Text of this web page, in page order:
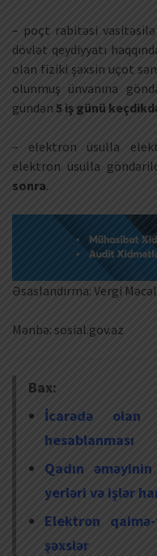
– poçt rabitəsi
dövlət qeydiyyatı
olan fiziki şəxsin uçot
olunmuş ünvanına
gündən 5 iş günü
– elektron üsulla
elektron üsulla
sonra.
Əsaslandırma: Vergi
Mənbə: sosial.gov.az
Bax:
İcarədə olan
hesablanması
Qadın
yerləri və işlər
Elektron
şəxslər